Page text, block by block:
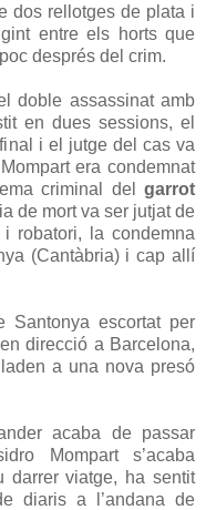
dos rellotges de plata i
entre els horts que
després del crim.
doble assassinat amb
en dues sessions, el
i el jutge del cas va
era condemnat
criminal del garrot
de mort va ser jutjat de
robatori, la condemna
(Cantàbria) i cap allí
Santonya escortat per
direcció a Barcelona,
a una nova presó
acaba de passar
Mompart s’acaba
darrer viatge, ha sentit
diaris a l’andana de